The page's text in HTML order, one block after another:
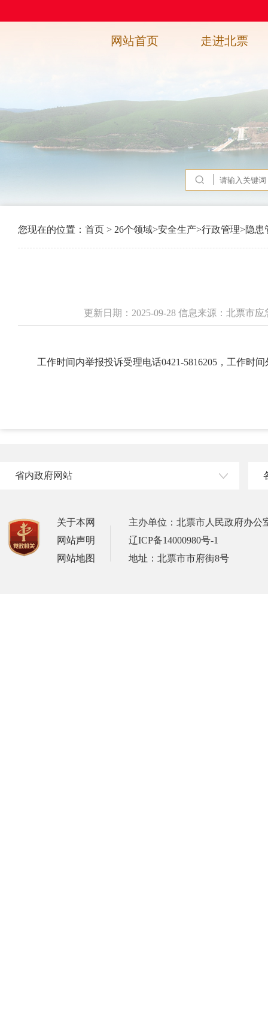
网站首页 走进北票
您现在的位置： 首页 > 26个领域>安全生产>行政管理>隐患
更新日期：2025-09-28 信息来源：北票市
工作时间内举报投诉受理电话0421-5816205，工作时
省内政府网站
关于本网
网站声明
网站地图
主办单位：北票市人民政府办公
辽ICP备14000980号-1
地址：北票市市府街8号